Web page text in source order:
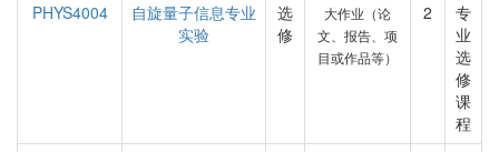
PHYS4004
自旋量子信息专业
实验
选
修
大作业（论
文、报告、项
目或作品等）
2
专
业
选
修
课
程